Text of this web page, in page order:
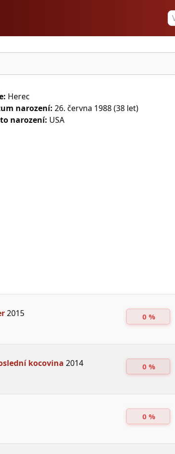
Herec
narození: 26. června 1988 (38 let)
narození: USA
2015
0 %
kocovina 2014
0 %
0 %